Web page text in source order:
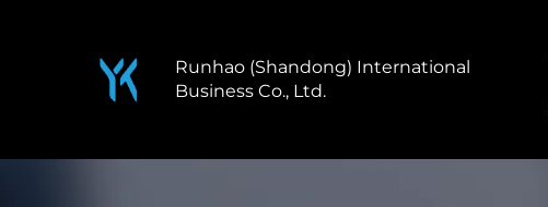
Runhao (Shandong) International
Business Co., Ltd.